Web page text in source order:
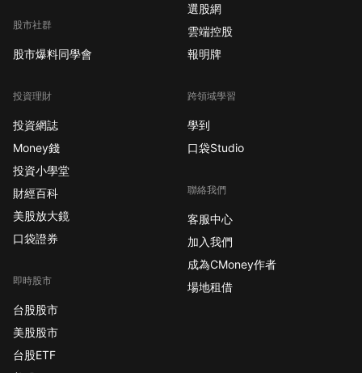
股市社群
股市爆料同學會
投資理財
投資網誌
Money錢
投資小學堂
財經百科
美股放大鏡
口袋證券
即時股市
台股股市
美股股市
台股ETF
選股網
雲端控股
報明牌
跨領域學習
學到
口袋Studio
聯絡我們
客服中心
加入我們
成為CMoney作者
場地租借